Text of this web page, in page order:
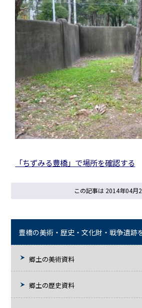
「ちずみる豊橋」で場所を確認する
この記事は 2014年04月
豊橋の美術・歴史・文化財・戦争遺跡
郷土の美術資料
郷土の歴史資料